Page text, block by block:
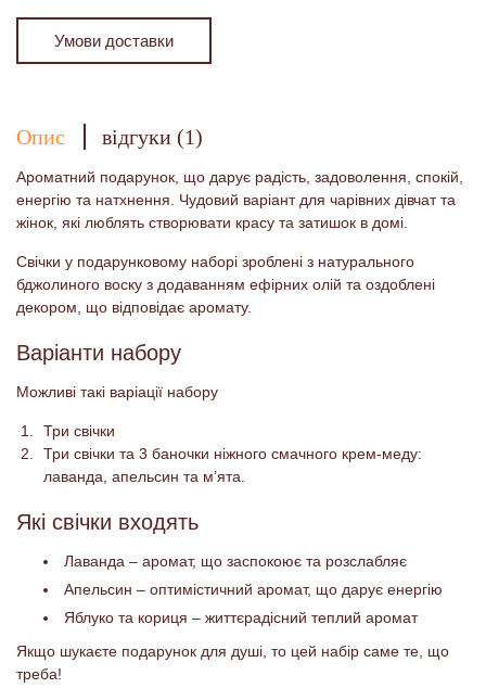
Умови доставки
Опис відгуки (1)
Ароматний подарунок, що дарує радість, задоволення, спокій,
енергію та натхнення. Чудовий варіант для чарівних дівчат та
жінок, які люблять створювати красу та затишок в домі.
Свічки у подарунковому наборі зроблені з натурального
бджолиного воску з додаванням ефірних олій та оздоблені
декором, що відповідає аромату.
Варіанти набору
Можливі такі варіації набору
Три свічки
Три свічки та 3 баночки ніжного смачного крем-меду:
лаванда, апельсин та м’ята.
Які свічки входять
Лаванда – аромат, що заспокоює та розслабляє
Апельсин – оптимістичний аромат, що дарує енергію
Яблуко та кориця – життєрадісний теплий аромат
Якщо шукаєте подарунок для душі, то цей набір саме те, що
треба!